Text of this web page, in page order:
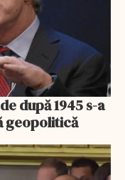
după 1945 s-a
geopolitică